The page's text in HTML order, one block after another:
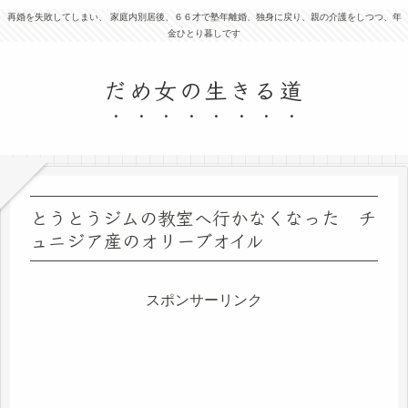
再婚を失敗してしまい、 家庭内別居後、６６才で塾年離婚、独身に戻り、親の介護をしつつ、年
金ひとり暮しです
だめ女の生きる道
とうとうジムの教室へ行かなくなった チ
ュニジア産のオリーブオイル
スポンサーリンク